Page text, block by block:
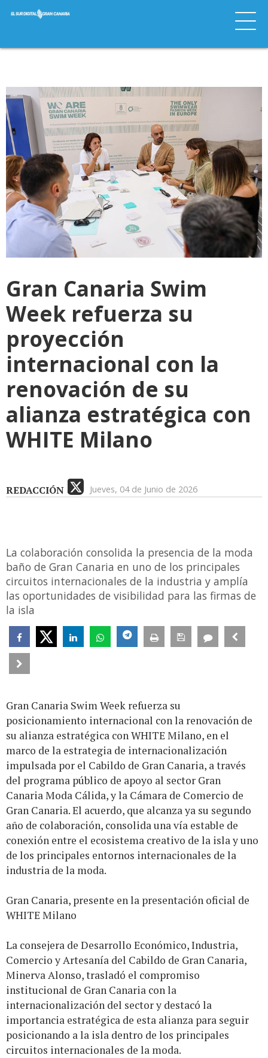
Gran Canaria Swim
Week refuerza su
proyección
internacional con la
renovación de su
alianza estratégica con
WHITE Milano
REDACCIÓN Jueves, 04 de Junio de 2026
La colaboración consolida la presencia de la moda
baño de Gran Canaria en uno de los principales
circuitos internacionales de la industria y amplía
las oportunidades de visibilidad para las firmas de
la isla
Gran Canaria Swim Week refuerza su
posicionamiento internacional con la renovación de
su alianza estratégica con WHITE Milano, en el
marco de la estrategia de internacionalización
impulsada por el Cabildo de Gran Canaria, a través
del programa público de apoyo al sector Gran
Canaria Moda Cálida, y la Cámara de Comercio de
Gran Canaria. El acuerdo, que alcanza ya su segundo
año de colaboración, consolida una vía estable de
conexión entre el ecosistema creativo de la isla y uno
de los principales entornos internacionales de la
industria de la moda.
Gran Canaria, presente en la presentación oficial de
WHITE Milano
La consejera de Desarrollo Económico, Industria,
Comercio y Artesanía del Cabildo de Gran Canaria,
Minerva Alonso, trasladó el compromiso
institucional de Gran Canaria con la
internacionalización del sector y destacó la
importancia estratégica de esta alianza para seguir
posicionando a la isla dentro de los principales
circuitos internacionales de la moda.